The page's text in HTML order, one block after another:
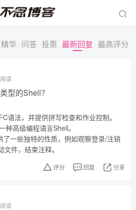
精华 问答 投票 最新回复 最高评分
读
型的Shell？
语法，并提供拼写检查和作业控制。
种高级编程语言Shell。
一些独特的性质，例如观察登录/注销
件，结束注释。
评分 回复 分享
读